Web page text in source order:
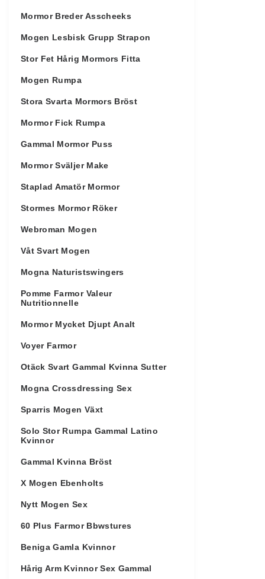
Mormor Breder Asscheeks
Mogen Lesbisk Grupp Strapon
Stor Fet Hårig Mormors Fitta
Mogen Rumpa
Stora Svarta Mormors Bröst
Mormor Fick Rumpa
Gammal Mormor Puss
Mormor Sväljer Make
Staplad Amatör Mormor
Stormes Mormor Röker
Webroman Mogen
Våt Svart Mogen
Mogna Naturistswingers
Pomme Farmor Valeur
Nutritionnelle
Mormor Mycket Djupt Analt
Voyer Farmor
Otäck Svart Gammal Kvinna Sutter
Mogna Crossdressing Sex
Sparris Mogen Växt
Solo Stor Rumpa Gammal Latino
Kvinnor
Gammal Kvinna Bröst
X Mogen Ebenholts
Nytt Mogen Sex
60 Plus Farmor Bbwstures
Beniga Gamla Kvinnor
Hårig Arm Kvinnor Sex Gammal